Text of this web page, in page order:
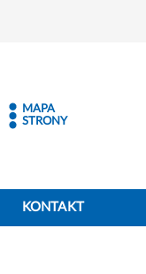
MAPA
STRONY
KONTAKT